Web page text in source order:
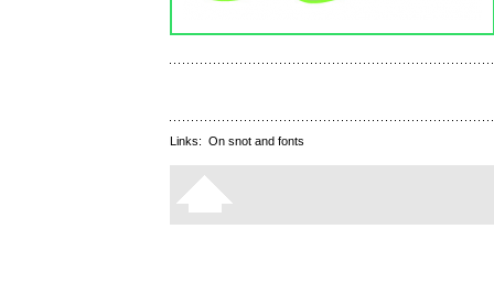
Links: On snot and fonts